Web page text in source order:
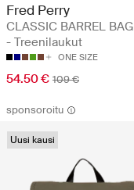
Fred Perry
CLASSIC BARREL BAG
- Treenilaukut
ONE SIZE
54.50 € 109 €
sponsoroitu
Uusi kausi